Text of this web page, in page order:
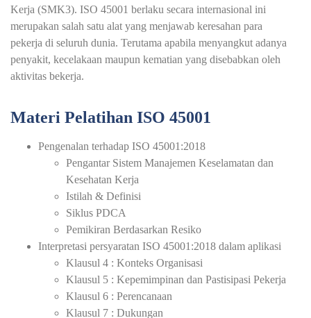
Kerja (SMK3). ISO 45001 berlaku secara internasional ini
merupakan salah satu alat yang menjawab keresahan para
pekerja di seluruh dunia. Terutama apabila menyangkut adanya
penyakit, kecelakaan maupun kematian yang disebabkan oleh
aktivitas bekerja.
Materi Pelatihan ISO 45001
Pengenalan terhadap ISO 45001:2018
Pengantar Sistem Manajemen Keselamatan dan
Kesehatan Kerja
Istilah & Definisi
Siklus PDCA
Pemikiran Berdasarkan Resiko
Interpretasi persyaratan ISO 45001:2018 dalam aplikasi
Klausul 4 : Konteks Organisasi
Klausul 5 : Kepemimpinan dan Pastisipasi Pekerja
Klausul 6 : Perencanaan
Klausul 7 : Dukungan